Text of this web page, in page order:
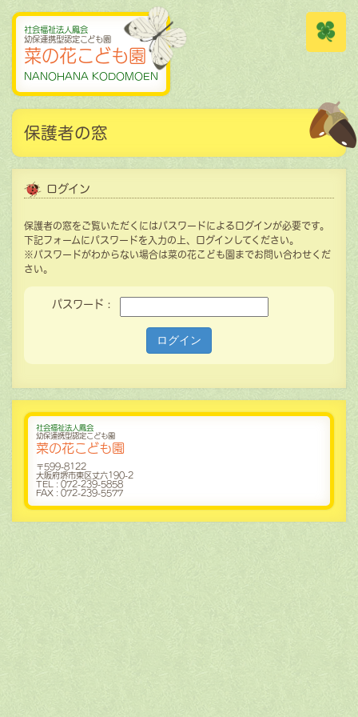
社会福祉法人鳳会
幼保連携型認定こども園
菜の花こども園
NANOHANA KODOMOEN
保護者の窓
ログイン
保護者の窓をご覧いただくにはパスワードによるログインが必要です。
下記フォームにパスワードを入力の上、ログインしてください。
※パスワードがわからない場合は菜の花こども園までお問い合わせくだ
さい。
パスワード
社会福祉法人鳳会
幼保連携型認定こども園
菜の花こども園
〒599-8122
大阪府堺市東区丈六190-2
TEL : 072-239-5858
FAX : 072-239-5577